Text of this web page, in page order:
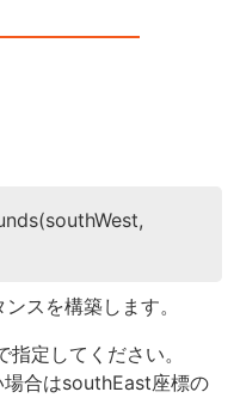
スを構築します。
定してください。
合はsouthEast座標の